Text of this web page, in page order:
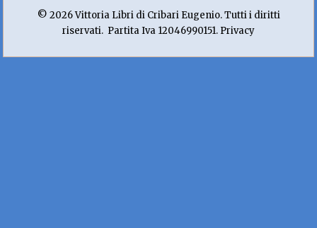
© 2026 Vittoria Libri di Cribari Eugenio. Tutti i diritti
riservati. Partita Iva 12046990151. Privacy